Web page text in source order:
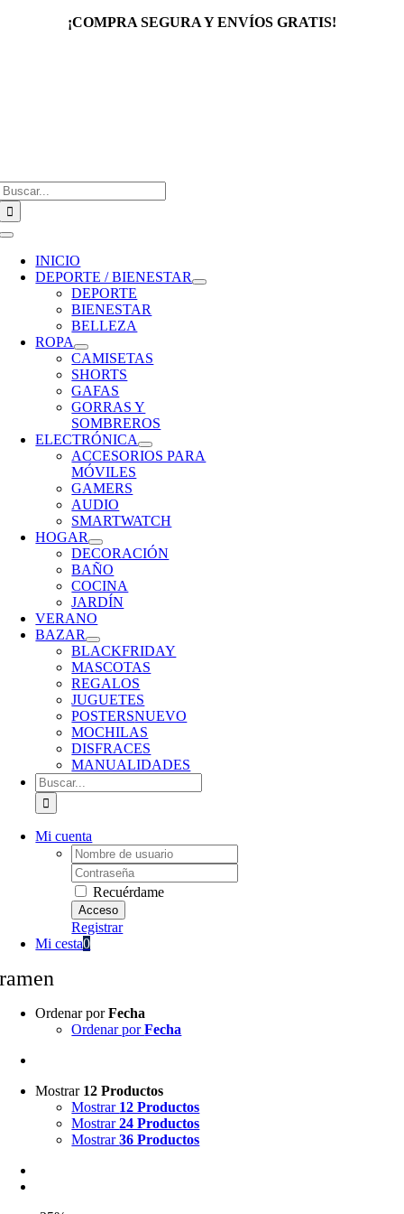
¡COMPRA SEGURA Y ENVÍOS GRATIS!
Toggle
Navigation
INICIO
DEPORTE / BIENESTAR
DEPORTE
BIENESTAR
BELLEZA
ROPA
CAMISETAS
SHORTS
GAFAS
GORRAS Y
SOMBREROS
ELECTRÓNICA
ACCESORIOS PARA
MÓVILES
GAMERS
AUDIO
SMARTWATCH
HOGAR
DECORACIÓN
BAÑO
COCINA
JARDÍN
VERANO
BAZAR
BLACKFRIDAY
MASCOTAS
REGALOS
JUGUETES
POSTERSNUEVO
MOCHILAS
DISFRACES
MANUALIDADES
Buscar:
Mi cuenta
Username:
Password:
Recuérdame
Registrar
Mi cesta0
ramen
Ordenar porFecha
Ordenar porFecha
Mostrar 12 Productos
Mostrar 12 Productos
Mostrar24 Productos
Mostrar36 Productos